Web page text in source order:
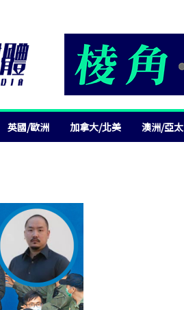
英國/歐洲 加拿大/北美 澳洲/亞太